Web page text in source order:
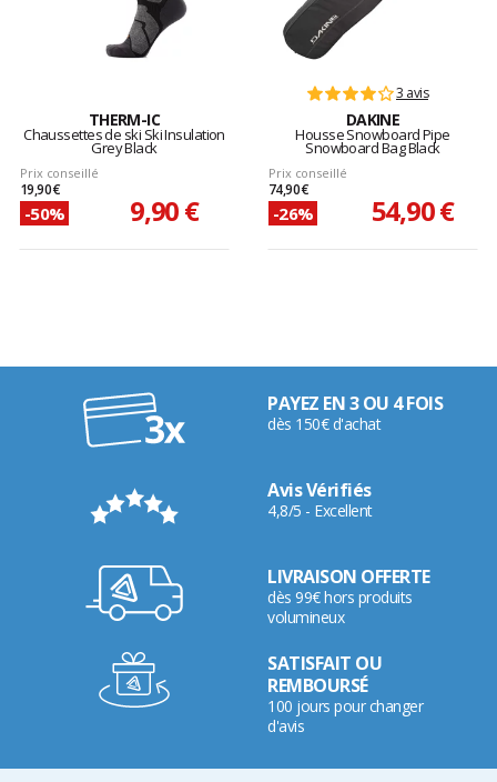
THERM-IC
Chaussettes de ski Ski Insulation
Grey Black
Prix conseillé
19,90 €
-50% 9,90 €
3 avis
DAKINE
Housse Snowboard Pipe
Snowboard Bag Black
Prix conseillé
74,90 €
-26% 54,90 €
PAYEZ EN 3 OU 4 FOIS
dès 150€ d'achat
Avis Vérifiés
4,8/5 - Excellent
LIVRAISON OFFERTE
dès 99€ hors produits
volumineux
SATISFAIT OU
REMBOURSÉ
100 jours pour changer
d'avis